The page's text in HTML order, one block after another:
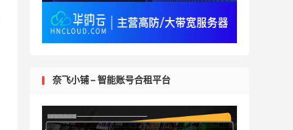
奈飞小铺 – 智能账号合租平台